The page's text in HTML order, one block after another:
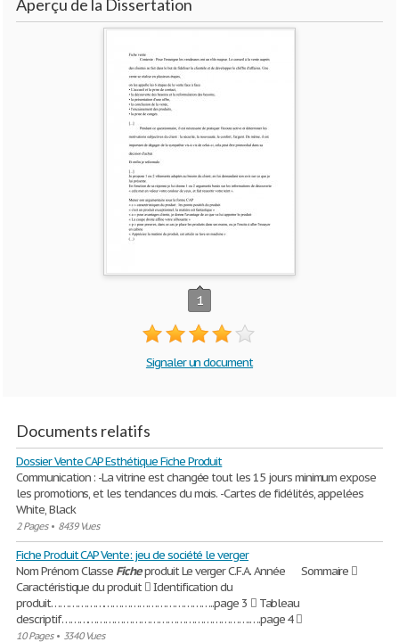
Aperçu de la Dissertation
1
Signaler un document
Documents relatifs
Dossier Vente CAP Esthétique Fiche Produit
Communication : -La vitrine est changée tout les 15 jours minimum expose
les promotions, et les tendances du mois. -Cartes de fidélités, appelées
White, Black
2 Pages• 8439 Vues
Fiche Produit CAP Vente: jeu de société le verger
Nom Prénom Classe Ficheproduit Le verger C.F.A. Année Sommaire 
Caractéristique du produit  Identification du
produit………………………………………………..page 3  Tableau
descriptif……………………………………………………….….page 4 
10 Pages• 3340 Vues